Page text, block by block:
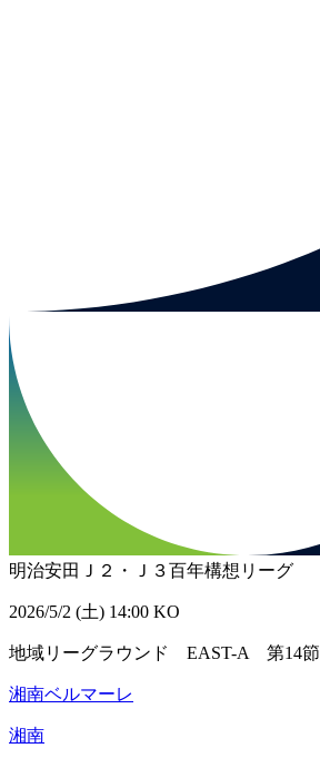
明治安田Ｊ２・Ｊ３百年構想リーグ
2026/5/2 (土) 14:00 KO
地域リーグラウンド EAST-A 第14節
湘南ベルマーレ
湘南